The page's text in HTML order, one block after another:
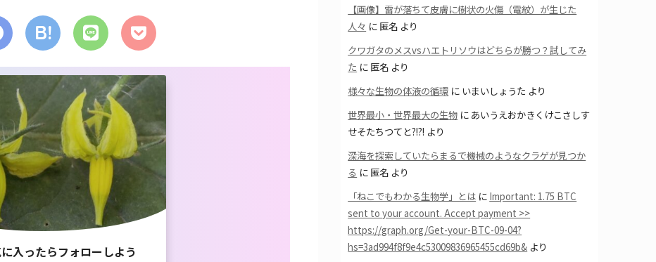
入ったらフォローしよう
【画像】雷が落ちて皮膚に樹状の火傷（電紋）が生じた
人々 に 匿名 より
クワガタのメスvsハエトリソウはどちらが勝つ？試してみ
た に 匿名 より
様々な生物の体液の循環 に いまいしょうた より
世界最小・世界最大の生物 に あいうえおかきくけこさしす
せそたちつてと?!?! より
深海を探索していたらまるで機械のようなクラゲが見つか
る に 匿名 より
「ねこでもわかる生物学」とは に Important: 1.75 BTC
sent to your account. Accept payment >>
https://graph.org/Get-your-BTC-09-04?
hs=3ad994f8f9e4c53009836965455cd69b& より